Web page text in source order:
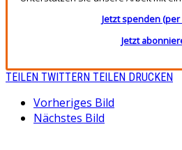
Jetzt spenden (per
Jetzt
TEILEN TWITTERN TEILEN DRUCKEN
Vorheriges Bild
Nächstes Bild